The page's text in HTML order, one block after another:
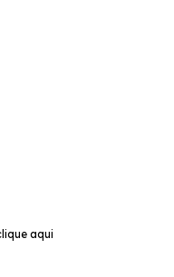
aqui